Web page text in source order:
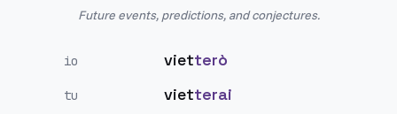
Future events, predictions, and conjectures.
io vietterò
tu vietterai